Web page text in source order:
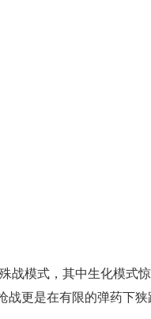
战模式，其中生化模式
更是在有限的弹药下